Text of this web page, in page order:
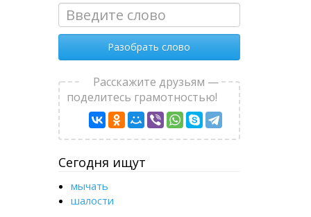
Разобрать слово
Расскажите друзьям —
поделитесь грамотностью!
Сегодня ищут
мычать
шалости